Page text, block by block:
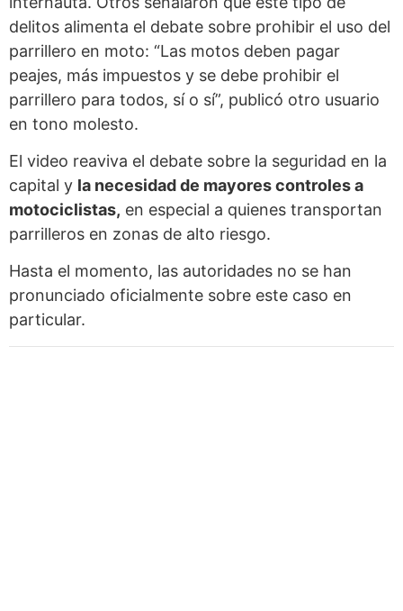
delitos alimenta el debate sobre prohibir el uso del
parrillero en moto: “Las motos deben pagar
peajes, más impuestos y se debe prohibir el
parrillero para todos, sí o sí”, publicó otro usuario
en tono molesto.
El video reaviva el debate sobre la seguridad en la
capital y la necesidad de mayores controles a
motociclistas, en especial a quienes transportan
parrilleros en zonas de alto riesgo.
Hasta el momento, las autoridades no se han
pronunciado oficialmente sobre este caso en
particular.